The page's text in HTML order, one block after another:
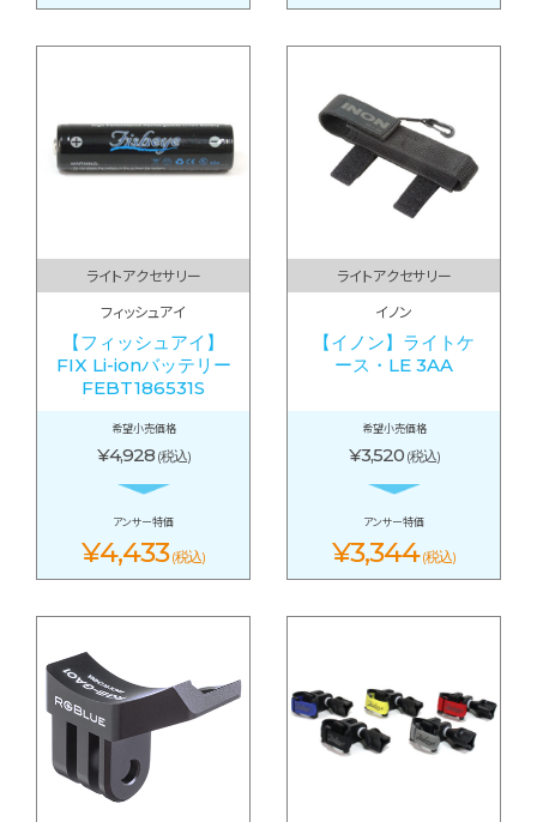
ライトアクセサリー
フィッシュアイ
【フィッシュアイ】
FIX Li-ionバッテリー
FEBT186531S
希望小売価格
¥4,928 (税込)
アンサー特価
¥4,433 (税込)
ライトアクセサリー
イノン
【イノン】ライトケ
ース・LE 3AA
希望小売価格
¥3,520 (税込)
アンサー特価
¥3,344 (税込)